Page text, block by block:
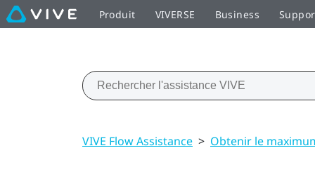
Produit VIVERSE Business
VIVE Flow Assistance > Obtenir le